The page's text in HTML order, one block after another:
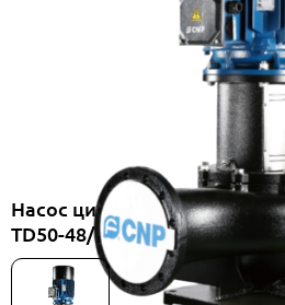
Насос циркуляционный
TD50-48/2SWSCJ